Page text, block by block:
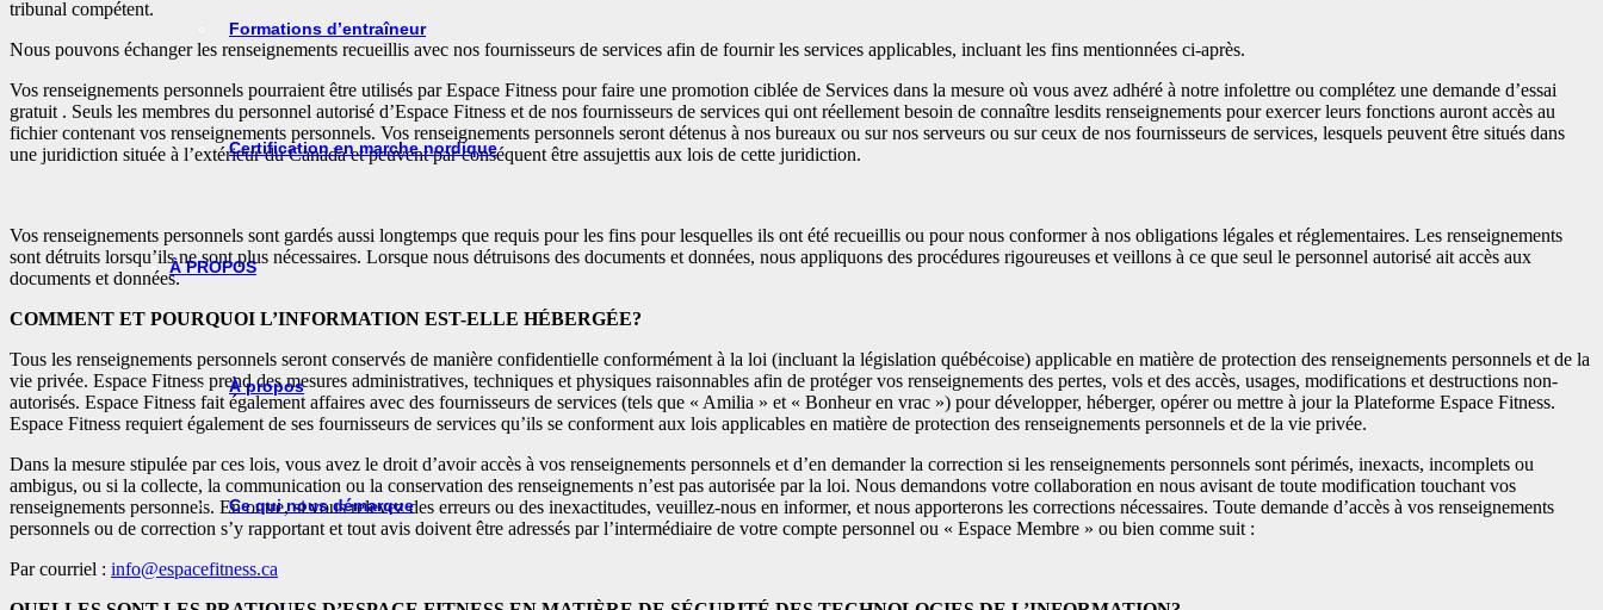
Formations d’entraîneur
Certification en marche nordique
À PROPOS
À propos
Ce qui nous démarque
tribunal compétent.
Nous pouvons échanger les renseignements recueillis avec nos fournisseurs de services afin de fournir les services applicables, incluant les fins mentionnées ci-après.
Vos renseignements personnels pourraient être utilisés par Espace Fitness pour faire une promotion ciblée de Services dans la mesure où vous avez adhéré à notre infolettre ou complétez une demande d’essai
gratuit . Seuls les membres du personnel autorisé d’Espace Fitness et de nos fournisseurs de services qui ont réellement besoin de connaître lesdits renseignements pour exercer leurs fonctions auront accès au
fichier contenant vos renseignements personnels. Vos renseignements personnels seront détenus à nos bureaux ou sur nos serveurs ou sur ceux de nos fournisseurs de services, lesquels peuvent être situés dans
une juridiction située à l’extérieur du Canada et peuvent par conséquent être assujettis aux lois de cette juridiction.
Vos renseignements personnels sont gardés aussi longtemps que requis pour les fins pour lesquelles ils ont été recueillis ou pour nous conformer à nos obligations légales et réglementaires. Les renseignements
sont détruits lorsqu’ils ne sont plus nécessaires. Lorsque nous détruisons des documents et données, nous appliquons des procédures rigoureuses et veillons à ce que seul le personnel autorisé ait accès aux
documents et données.
COMMENT ET POURQUOI L’INFORMATION EST-ELLE HÉBERGÉE?
Tous les renseignements personnels seront conservés de manière confidentielle conformément à la loi (incluant la législation québécoise) applicable en matière de protection des renseignements personnels et de la
vie privée. Espace Fitness prend des mesures administratives, techniques et physiques raisonnables afin de protéger vos renseignements des pertes, vols et des accès, usages, modifications et destructions non-
autorisés. Espace Fitness fait également affaires avec des fournisseurs de services (tels que « Amilia » et « Bonheur en vrac ») pour développer, héberger, opérer ou mettre à jour la Plateforme Espace Fitness.
Espace Fitness requiert également de ses fournisseurs de services qu’ils se conforment aux lois applicables en matière de protection des renseignements personnels et de la vie privée.
Dans la mesure stipulée par ces lois, vous avez le droit d’avoir accès à vos renseignements personnels et d’en demander la correction si les renseignements personnels sont périmés, inexacts, incomplets ou
ambigus, ou si la collecte, la communication ou la conservation des renseignements n’est pas autorisée par la loi. Nous demandons votre collaboration en nous avisant de toute modification touchant vos
renseignements personnels. En outre, si vous relevez des erreurs ou des inexactitudes, veuillez-nous en informer, et nous apporterons les corrections nécessaires. Toute demande d’accès à vos renseignements
personnels ou de correction s’y rapportant et tout avis doivent être adressés par l’intermédiaire de votre compte personnel ou « Espace Membre » ou bien comme suit :
Par courriel : info@espacefitness.ca